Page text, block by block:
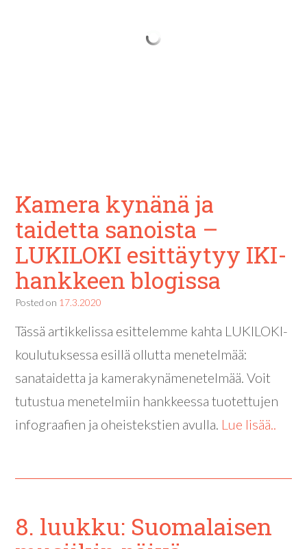
Kamera kynänä ja
taidetta sanoista –
LUKILOKI esittäytyy IKI-
hankkeen blogissa
Posted on 17.3.2020
Tässä artikkelissa esittelemme kahta LUKILOKI-
koulutuksessa esillä ollutta menetelmää:
sanataidetta ja kamerakynämenetelmää. Voit
tutustua menetelmiin hankkeessa tuotettujen
infograafien ja oheistekstien avulla. Lue lisää..
8. luukku: Suomalaisen